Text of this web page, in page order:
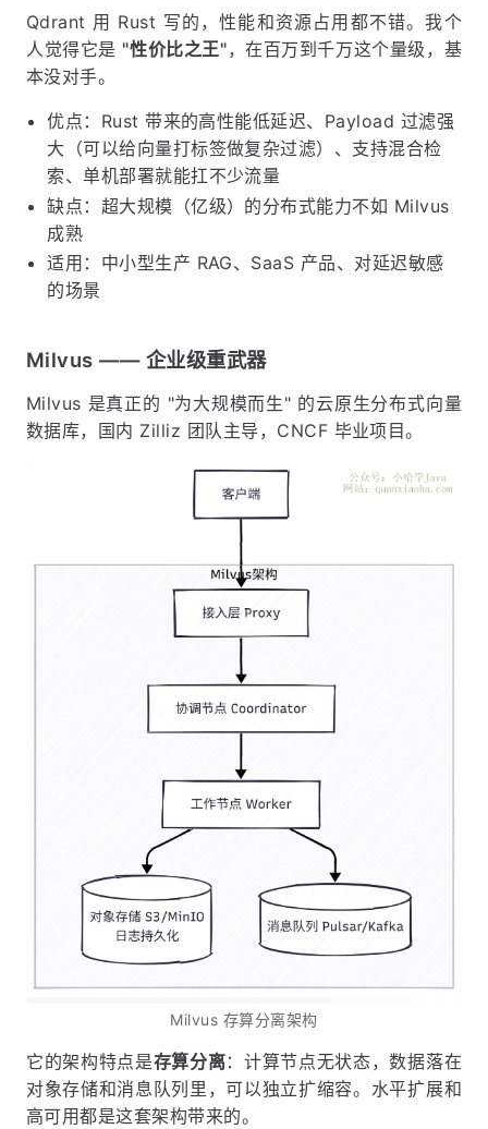
Qdrant 用 Rust 写的，性能和资源占用都不错。我个
人觉得它是 "性价比之王"，在百万到千万这个量级，基
本没对手。
优点：Rust 带来的高性能低延迟、Payload 过滤强
大（可以给向量打标签做复杂过滤）、支持混合检
索、单机部署就能扛不少流量
缺点：超大规模（亿级）的分布式能力不如 Milvus
成熟
适用：中小型生产 RAG、SaaS 产品、对延迟敏感
的场景
Milvus —— 企业级重武器
Milvus 是真正的 "为大规模而生" 的云原生分布式向量
数据库，国内 Zilliz 团队主导，CNCF 毕业项目。
Milvus 存算分离架构
它的架构特点是存算分离：计算节点无状态，数据落在
对象存储和消息队列里，可以独立扩缩容。水平扩展和
高可用都是这套架构带来的。